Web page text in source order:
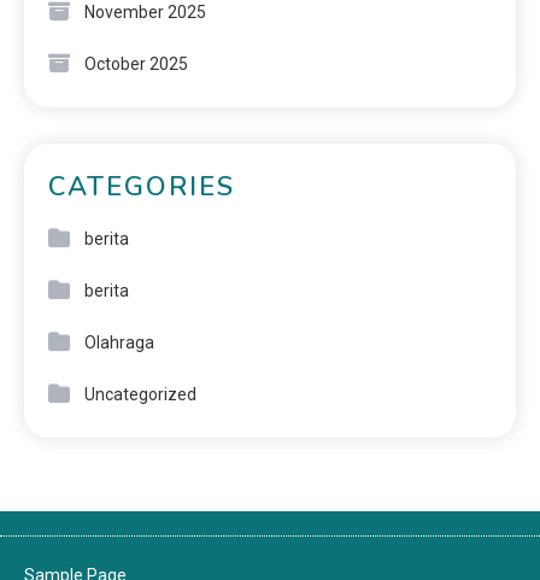
November 2025
October 2025
CATEGORIES
berita
berita
Olahraga
Uncategorized
Sample Page